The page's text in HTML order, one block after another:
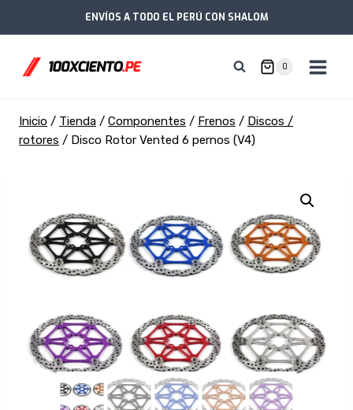
al
ENVÍOS A TODO EL PERÚ CON SHALOM
0
Inicio / Tienda / Componentes / Frenos / Discos /
rotores / Disco Rotor Vented 6 pernos (V4)